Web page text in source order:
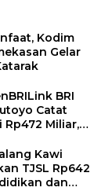
Kodim
Gelar
BRI
Catat
Rp472 Miliar,
dengan
Kawi
TJSL Rp642
dan